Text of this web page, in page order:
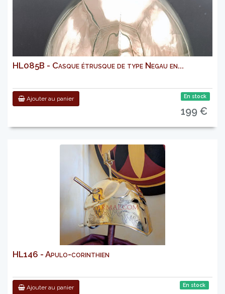
HL085B - Casque étrusque de type Negau en...
Ajouter au panier En stock
199 €
HL146 - Apulo-corinthien
Ajouter au panier En stock